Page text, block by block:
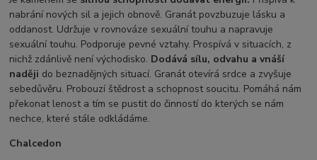
nabrání nových sil a jejich obnově. Granát povzbuzuje lásku a
oddanost. Udržuje v rovnováze sexuální touhu a napravuje
sexuální touhu. Podporuje pevné vztahy. Prospívá v situacích, z
nichž zdánlivě není východisko. Dodává sílu, odvahu a vnáší
naději do beznadějných situací. Granát otevírá srdce a zvyšuje
sebedůvěru. Probouzí štědrost a schopnost soucitu. Pomáhá nám
překonat lenost a tím se pustit do činností do kterých se nám
nechce, které stále odkládáme.
Chalcedon